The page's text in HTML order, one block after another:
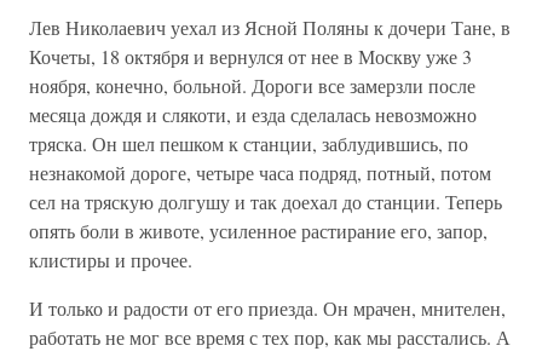
Лев Николаевич уехал из Ясной Поляны к дочери Тане, в
Кочеты, 18 октября и вернулся от нее в Москву уже 3
ноября, конечно, больной. Дороги все замерзли после
месяца дождя и слякоти, и езда сделалась невозможно
тряска. Он шел пешком к станции, заблудившись, по
незнакомой дороге, четыре часа подряд, потный, потом
сел на тряскую долгушу и так доехал до станции. Теперь
опять боли в животе, усиленное растирание его, запор,
клистиры и прочее.
И только и радости от его приезда. Он мрачен, мнителен,
работать не мог все время с тех пор, как мы расстались. А